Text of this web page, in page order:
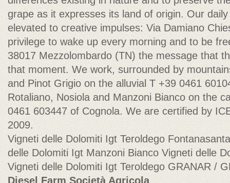
grape as it expresses its land of origin. Our
elevated to creative impulses: Via Damiano
privilege to wake up every morning and to be
38017 Mezzolombardo (TN) the message that
that moment. We work, surrounded by
and Pinot Grigio on the alluvial T +39 0461
Rotaliano, Nosiola and Manzoni Bianco on the
0461 603447 of Cognola. We are certified by
2009.
Vigneti delle Dolomiti Igt Teroldego
delle Dolomiti Igt Manzoni Bianco Vigneti delle
Vigneti delle Dolomiti Igt Teroldego GRANAR /
Diesel Farm Società Agricola